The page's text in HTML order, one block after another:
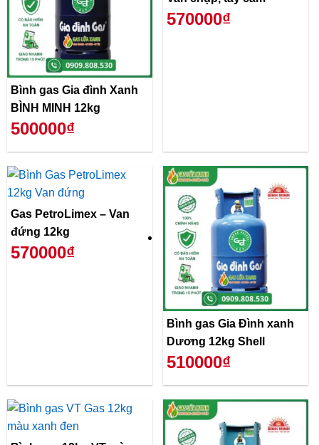
Bình gas Gia đình Xanh
BÌNH MINH 12kg
500000₫
570000₫
Gas PetroLimex – Van
đứng 12kg
570000₫
Bình gas Gia Đình xanh
Dương 12kg Shell
510000₫